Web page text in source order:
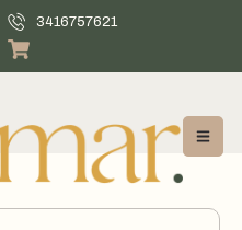
3416757621